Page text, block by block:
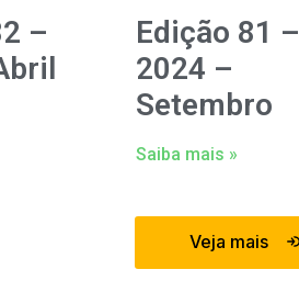
–
Edição 81 –
2024 –
Setembro
Saiba mais »
Veja mais